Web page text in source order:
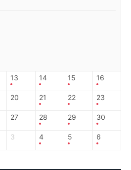
13 14 15 16
20 21 22 23
27 28 29 30
3 4 5 6